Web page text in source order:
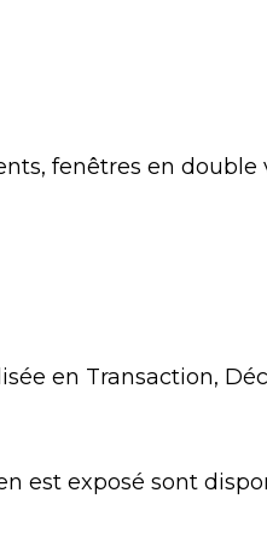
fenêtres en
en Transaction,
est exposé sont